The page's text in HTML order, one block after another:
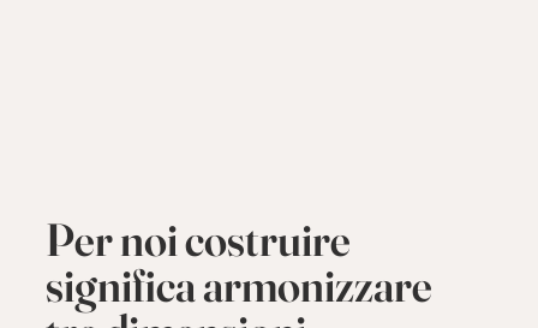
Per noi costruire
significa armonizzare